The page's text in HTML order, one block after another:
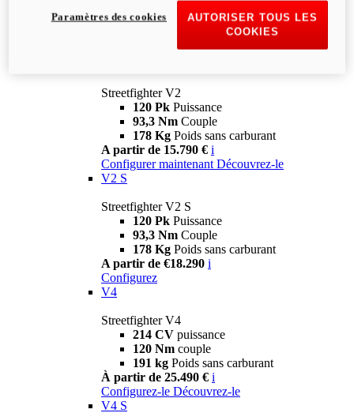
Streetfighter V2
120 Pk Puissance
93,3 Nm Couple
178 Kg Poids sans carburant
A partir de 15.790 € i
Configurer maintenant Découvrez-le
V2 S
Streetfighter V2 S
120 Pk Puissance
93,3 Nm Couple
178 Kg Poids sans carburant
A partir de €18.290 i
Configurez
V4
Streetfighter V4
214 CV puissance
120 Nm couple
191 kg Poids sans carburant
À partir de 25.490 € i
Configurez-le Découvrez-le
V4 S
AUTORISER TOUS LES
COOKIES
Paramètres des cookies